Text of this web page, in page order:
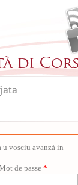
vosciu avanzà in
de passe *